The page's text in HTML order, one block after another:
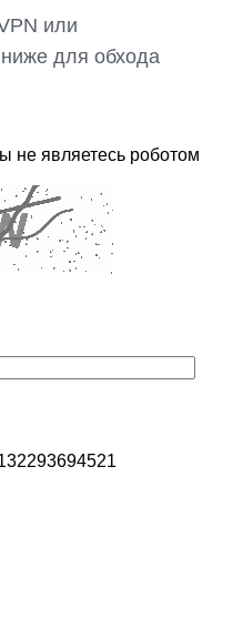
или
для обхода
не являетесь роботом